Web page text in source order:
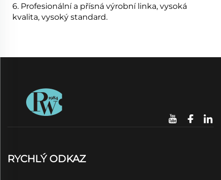
6. Profesionální a přísná výrobní linka, vysoká
kvalita, vysoký standard.
RYCHLÝ ODKAZ